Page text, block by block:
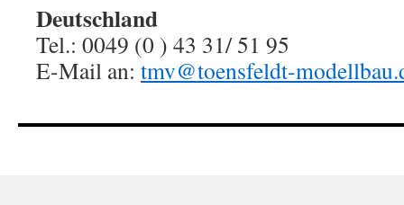
Deutschland
Tel.: 0049 (0 ) 43 31/ 51 95
E-Mail an: tmv@toensfeldt-